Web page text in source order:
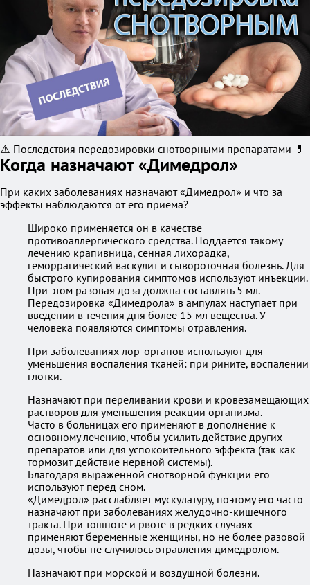
⚠️ Последствия передозировки снотворными препаратами 💊
Когда назначают «Димедрол»
При каких заболеваниях назначают «Димедрол» и что за
эффекты наблюдаются от его приёма?
Широко применяется он в качестве
противоаллергического средства. Поддаётся такому
лечению крапивница, сенная лихорадка,
геморрагический васкулит и сывороточная болезнь. Для
быстрого купирования симптомов используют инъекции.
При этом разовая доза должна составлять 5 мл.
Передозировка «Димедрола» в ампулах наступает при
введении в течения дня более 15 мл вещества. У
человека появляются симптомы отравления.
При заболеваниях лор-органов используют для
уменьшения воспаления тканей: при рините, воспалении
глотки.
Назначают при переливании крови и кровезамещающих
растворов для уменьшения реакции организма.
Часто в больницах его применяют в дополнение к
основному лечению, чтобы усилить действие других
препаратов или для успокоительного эффекта (так как
тормозит действие нервной системы).
Благодаря выраженной снотворной функции его
используют перед сном.
«Димедрол» расслабляет мускулатуру, поэтому его часто
назначают при заболеваниях желудочно-кишечного
тракта. При тошноте и рвоте в редких случаях
применяют беременные женщины, но не более разовой
дозы, чтобы не случилось отравления димедролом.
Назначают при морской и воздушной болезни.